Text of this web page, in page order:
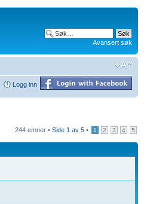
Avansert søk
Logg inn
244 emner • Side 1 av 5 • 1 2 3 4 5